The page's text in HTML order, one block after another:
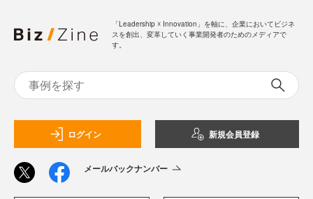
「Leadership ☓ Innovation」を軸に、企業においてビジネ
スを創出、変革していく事業開発者のためのメディアで
す。
ログイン 新規会員登録
メールバックナンバー